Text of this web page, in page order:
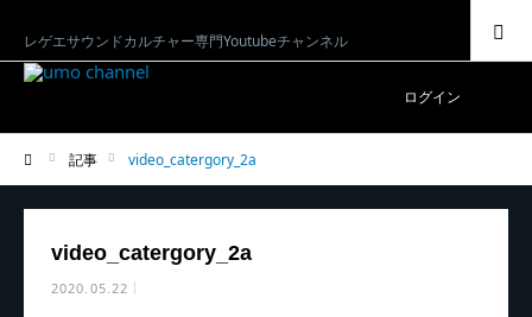
レゲエサウンドカルチャー専門Youtubeチャンネル
ログイン
記事 video_catergory_2a
video_catergory_2a
2020.05.22